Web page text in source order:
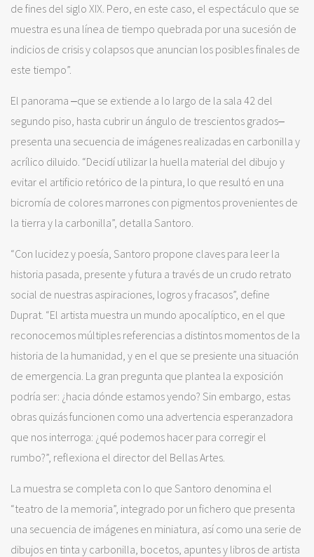
de fines del siglo XIX. Pero, en este caso, el espectáculo que se
muestra es una línea de tiempo quebrada por una sucesión de
indicios de crisis y colapsos que anuncian los posibles finales de
este tiempo”.
El panorama ‒que se extiende a lo largo de la sala 42 del
segundo piso, hasta cubrir un ángulo de trescientos grados‒
presenta una secuencia de imágenes realizadas en carbonilla y
acrílico diluido. “Decidí utilizar la huella material del dibujo y
evitar el artificio retórico de la pintura, lo que resultó en una
bicromía de colores marrones con pigmentos provenientes de
la tierra y la carbonilla”, detalla Santoro.
“Con lucidez y poesía, Santoro propone claves para leer la
historia pasada, presente y futura a través de un crudo retrato
social de nuestras aspiraciones, logros y fracasos”, define
Duprat. “El artista muestra un mundo apocalíptico, en el que
reconocemos múltiples referencias a distintos momentos de la
historia de la humanidad, y en el que se presiente una situación
de emergencia. La gran pregunta que plantea la exposición
podría ser: ¿hacia dónde estamos yendo? Sin embargo, estas
obras quizás funcionen como una advertencia esperanzadora
que nos interroga: ¿qué podemos hacer para corregir el
rumbo?”, reflexiona el director del Bellas Artes.
La muestra se completa con lo que Santoro denomina el
“teatro de la memoria”, integrado por un fichero que presenta
una secuencia de imágenes en miniatura, así como una serie de
dibujos en tinta y carbonilla, bocetos, apuntes y libros de artista